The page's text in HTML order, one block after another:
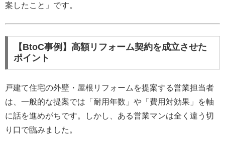
案したこと」です。
【BtoC事例】高額リフォーム契約を成立させた
ポイント
戸建て住宅の外壁・屋根リフォームを提案する営業担当者
は、一般的な提案では「耐用年数」や「費用対効果」を軸
に話を進めがちです。しかし、ある営業マンは全く違う切
り口で臨みました。